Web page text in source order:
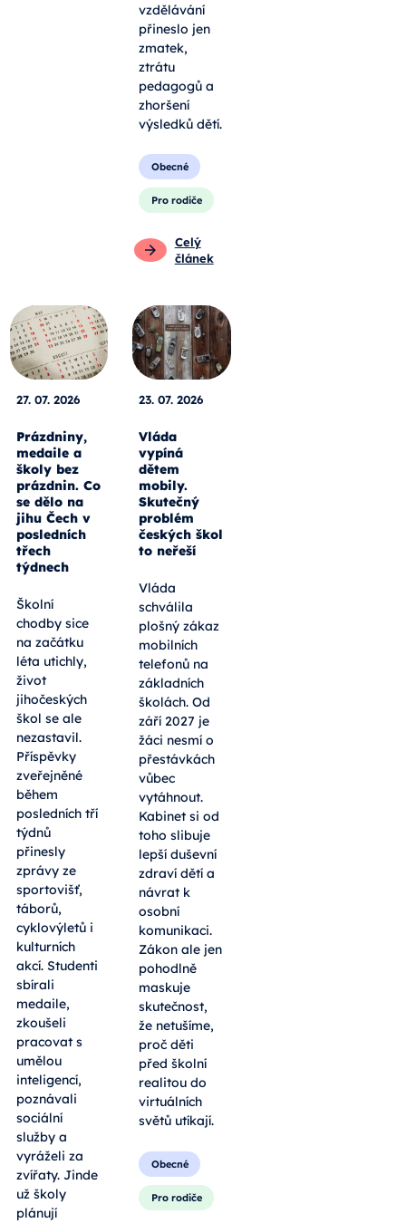
vzdělávání
přineslo jen
zmatek,
ztrátu
pedagogů a
zhoršení
výsledků dětí.
Obecné
Pro rodiče
Celý
článek
27. 07. 2026
Prázdniny,
medaile a
školy bez
prázdnin. Co
se dělo na
jihu Čech v
posledních
třech
týdnech
Školní
chodby sice
na začátku
léta utichly,
život
jihočeských
škol se ale
nezastavil.
Příspěvky
zveřejněné
během
posledních tří
týdnů
přinesly
zprávy ze
sportovišť,
táborů,
cyklovýletů i
kulturních
akcí. Studenti
sbírali
medaile,
zkoušeli
pracovat s
umělou
inteligencí,
poznávali
sociální
služby a
vyráželi za
zvířaty. Jinde
už školy
plánují
23. 07. 2026
Vláda
vypíná
dětem
mobily.
Skutečný
problém
českých škol
to neřeší
Vláda
schválila
plošný zákaz
mobilních
telefonů na
základních
školách. Od
září 2027 je
žáci nesmí o
přestávkách
vůbec
vytáhnout.
Kabinet si od
toho slibuje
lepší duševní
zdraví dětí a
návrat k
osobní
komunikaci.
Zákon ale jen
pohodlně
maskuje
skutečnost,
že netušíme,
proč děti
před školní
realitou do
virtuálních
světů utíkají.
Obecné
Pro rodiče